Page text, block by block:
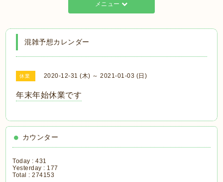
メニュー
混雑予想カレンダー
休業 2020-12-31 (木) ～ 2021-01-03 (日)
年末年始休業です
カウンター
Today :431
Yesterday : 177
Total :274153